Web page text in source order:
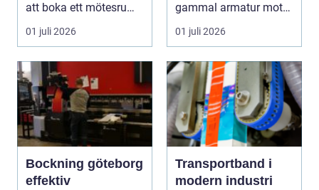
att boka ett mötesrum
och ordna fika. Företa...
01 juli 2026
gammal armatur mot
en ny. Företag, bosta...
01 juli 2026
Bockning göteborg
effektiv
Transportband i
modern industri